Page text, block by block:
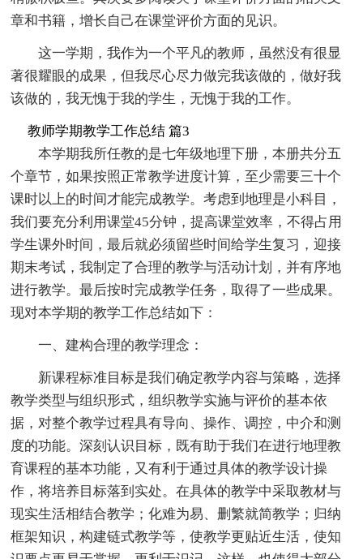
章和书籍，增长自己在课堂评价方面的见识。
这一学期，我作为一个平凡的教师，虽然没有很显
著很耀眼的成果，但我尽心尽力做完我该做的，做好我
该做的，我无愧于我的学生，无愧于我的工作。
教师学期教学工作总结 篇3
本学期我所任教的是七年级地理下册，本册共分五
个章节，如果按照正常教学进度计算，至少需要三十个
课时以上的时间才能完成教学。考虑到地理是小科目，
我们要充分利用课堂45分钟，提高课堂效率，不得占用
学生课外时间，最后就必须留些时间给学生复习，迎接
期末考试，我制定了合理的教学与活动计划，并有序地
进行教学。最后按时完成教学任务，取得了一些成果。
现对本学期的教学工作总结如下：
一、建构合理的教学理念：
新课程标准目标是我们确定教学内容与策略，选择
教学类型与组织形式，组织教学实施与评价的基本依
据，对整个教学过程具有导向、操作、调控，中介和测
度的功能。深刻认识目标，既有助于我们在进行地理教
育课程的基本功能，又有利于通过具体的教学设计操
作，将培养目标落到实处。在具体的教学中采取教材与
现实生活相结合教学；化难为易、删繁就简教学；归纳
框架知识，构建链式教学等，使教学更贴近生活，使知